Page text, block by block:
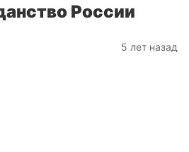
России
5 лет назад